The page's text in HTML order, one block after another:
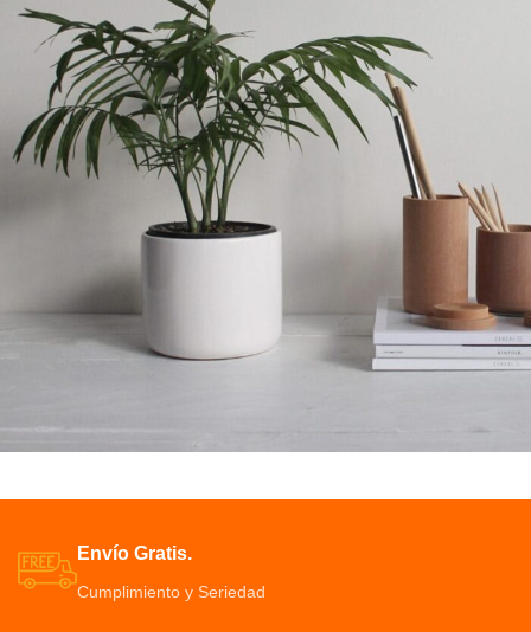
Envío Gratis.
Cumplimiento y Seriedad